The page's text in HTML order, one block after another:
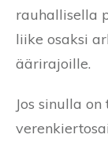
rauhallisella
liike osaksi
äärirajoille.
Jos sinulla